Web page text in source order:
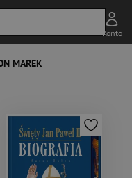
Konto
MAREK